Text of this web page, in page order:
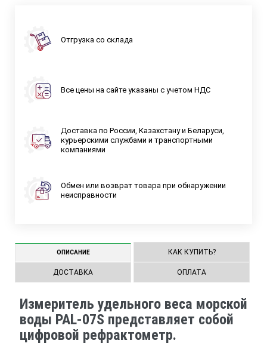
Отгрузка со склада
Все цены на сайте указаны с учетом НДС
Доставка по России, Казахстану и Беларуси,
курьерскими службами и транспортными
компаниями
Обмен или возврат товара при обнаружении
неисправности
ОПИСАНИЕ КАК КУПИТЬ?
ДОСТАВКА ОПЛАТА
Измеритель удельного веса морской
воды PAL-07S представляет собой
цифровой рефрактометр.